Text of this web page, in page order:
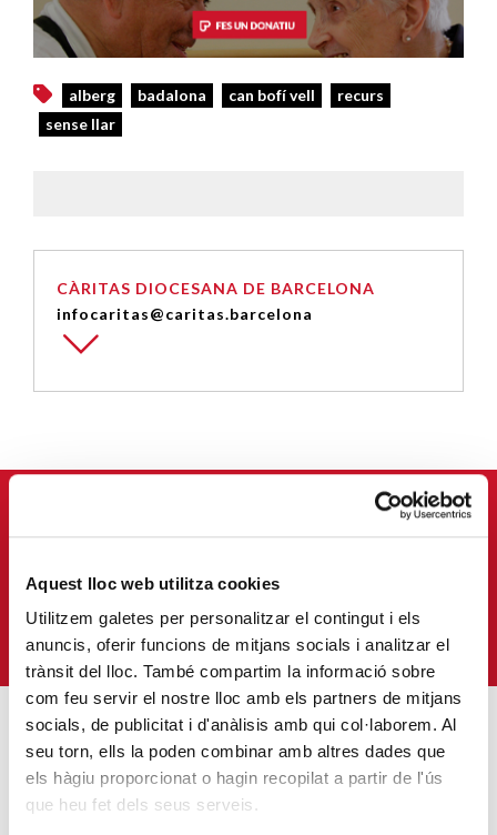
Aquest lloc web utilitza cookies
Utilitzem galetes per personalitzar el contingut i els
anuncis, oferir funcions de mitjans socials i analitzar el
trànsit del lloc. També compartim la informació sobre
com feu servir el nostre lloc amb els partners de mitjans
socials, de publicitat i d'anàlisis amb qui col·laborem. Al
seu torn, ells la poden combinar amb altres dades que
els hàgiu proporcionat o hagin recopilat a partir de l'ús
que heu fet dels seus serveis.
alberg badalona can bofí vell
recurs
sense llar
CÀRITAS DIOCESANA DE BARCELONA
infocaritas@caritas.barcelona
APUNTA'T AL NOSTRE BUTLLETÍ ELECTRÒNIC
E *
M'HI VULL SUBSCRIURE
ENTRADES MÉS POPULARS
Càritas adequa la seva acció social a les